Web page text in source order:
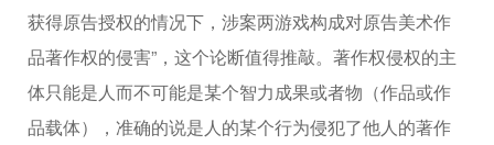
获得原告授权的情况下，涉案两游戏构成对原告美术作
品著作权的侵害”，这个论断值得推敲。著作权侵权的主
体只能是人而不可能是某个智力成果或者物（作品或作
品载体），准确的说是人的某个行为侵犯了他人的著作